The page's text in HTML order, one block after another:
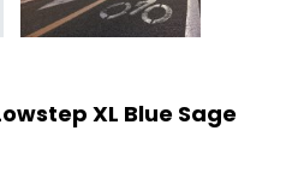
XL Blue Sage